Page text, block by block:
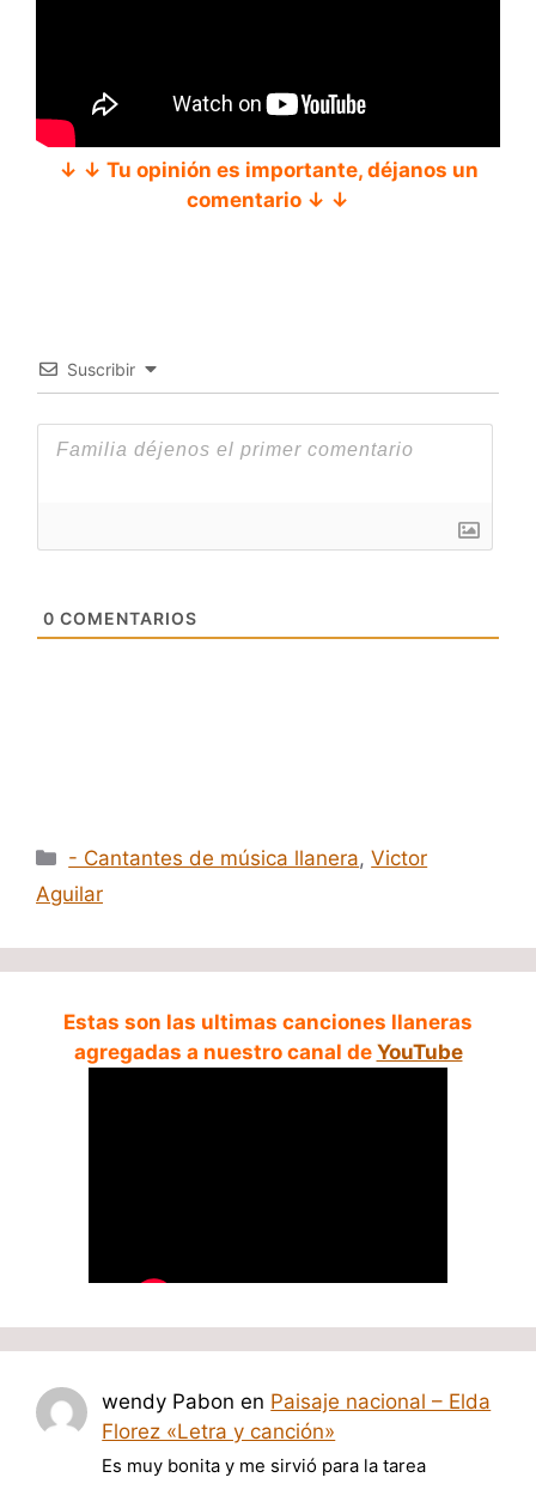
↓ ↓ Tu opinión es importante, déjanos un
comentario ↓ ↓
Suscribir
0 COMENTARIOS
Categorías
- Cantantes de música llanera,Victor
Aguilar
Estas son las ultimas canciones llaneras
agregadas a nuestro canal de YouTube
wendy Pabon en Paisaje nacional – Elda
Florez «Letra y canción»
Es muy bonita y me sirvió para la tarea